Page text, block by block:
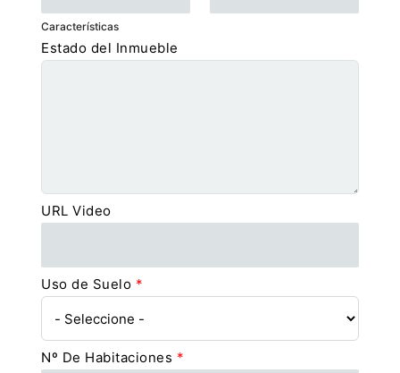
Características
Estado del Inmueble
URL Video
Uso de Suelo *
Nº De Habitaciones *